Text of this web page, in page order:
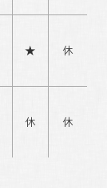
★ 休
休 休